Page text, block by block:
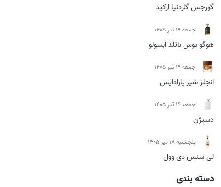
گورجس گاردنیا ارکید
جمعه 19 تیر 1405
هوگو بوس باتلد ابسولو
جمعه 19 تیر 1405
انجلز شیر پارادایس
جمعه 19 تیر 1405
دسیژن
پنجشنبه 18 تیر 1405
لی سنس دی وول
دسته بندی